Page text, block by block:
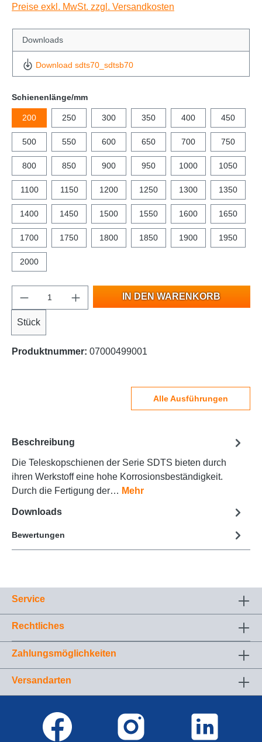
Preise exkl. MwSt. zzgl. Versandkosten
Downloads
Download sdts70_sdtsb70
Schienenlänge/mm
200 250 300 350 400 450
500 550 600 650 700 750
800 850 900 950 1000 1050
1100 1150 1200 1250 1300 1350
1400 1450 1500 1550 1600 1650
1700 1750 1800 1850 1900 1950
2000
Stück
IN DEN WARENKORB
Produktnummer: 07000499001
Alle Ausführungen
Beschreibung
Die Teleskopschienen der Serie SDTS bieten durch
ihren Werkstoff eine hohe Korrosionsbeständigkeit.
Durch die Fertigung der… Mehr
Downloads
Bewertungen
Service
Rechtliches
Zahlungsmöglichkeiten
Versandarten